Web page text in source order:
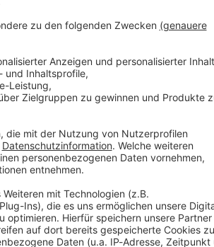
den Vater seiner
(9.00 Uhr) beginnt
sollen
Kinder des Angeklagten
mit mehreren